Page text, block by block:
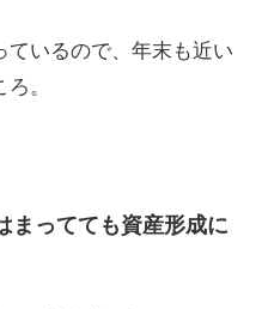
ているので、年末も近い
。
まってても資産形成に